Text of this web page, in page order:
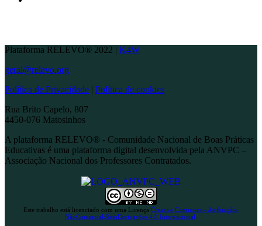
Plataforma RELEVO® 2022 | K4W
geral@relevo.org
Política de Privacidade | Política de cookies
Rua Brito Capelo, 807
4450-076 Matosinhos
A plataforma RELEVO® - Comunidade Nacional de Boas Práticas
Educativas é uma plataforma digital desenvolvida pela ANVPC –
Associação Nacional dos Professores Contratados.
Este trabalho está licenciado com uma Licença Creative Commons - Atribuição-
NãoComercial-SemDerivações 4.0 Internacional